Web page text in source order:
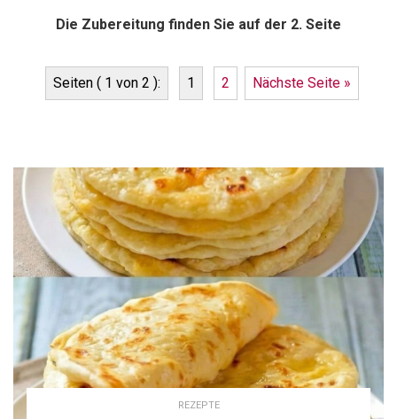
Die Zubereitung finden Sie auf der 2. Seite
Seiten ( 1 von 2 ): 1 2 Nächste Seite »
REZEPTE